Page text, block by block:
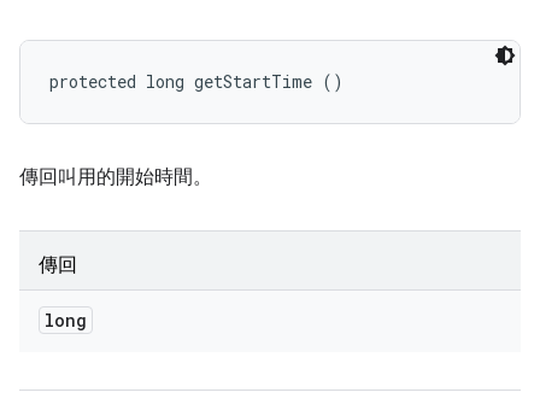
protected long getStartTime ()
傳回叫用的開始時間。
傳回
long